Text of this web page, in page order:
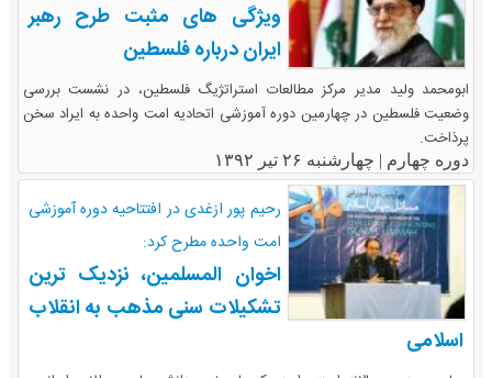
ویژگی های مثبت طرح رهبر
ایران درباره فلسطین
ابومحمد ولید مدیر مرکز مطالعات استراتژیگ فلسطین، در نشست بررسی
وضعیت فلسطین در چهارمین دوره آموزشی اتحادیه امت واحده به ایراد سخن
پرذاخت.
دوره چهارم | چهارشنبه ۲۶ تیر ۱۳۹۲
رحیم پور ازغدی در افتتاحیه دوره آموزشی
امت واحده مطرح کرد:
اخوان المسلمین، نزدیک ترین
تشکیلات سنی مذهب به انقلاب
اسلامی